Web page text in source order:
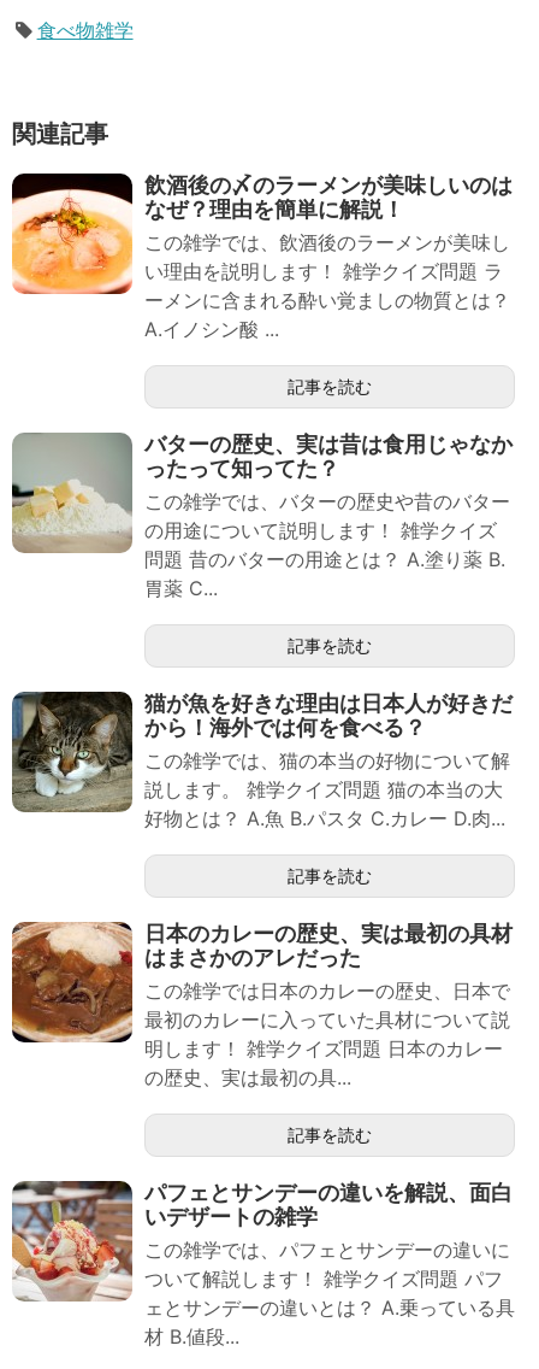
食べ物雑学
関連記事
飲酒後の〆のラーメンが美味しいのは
なぜ？理由を簡単に解説！
この雑学では、飲酒後のラーメンが美味し
い理由を説明します！ 雑学クイズ問題 ラ
ーメンに含まれる酔い覚ましの物質とは？
A.イノシン酸 ...
記事を読む
バターの歴史、実は昔は食用じゃなか
ったって知ってた？
この雑学では、バターの歴史や昔のバター
の用途について説明します！ 雑学クイズ
問題 昔のバターの用途とは？ A.塗り薬 B.
胃薬 C...
記事を読む
猫が魚を好きな理由は日本人が好きだ
から！海外では何を食べる？
この雑学では、猫の本当の好物について解
説します。 雑学クイズ問題 猫の本当の大
好物とは？ A.魚 B.パスタ C.カレー D.肉...
記事を読む
日本のカレーの歴史、実は最初の具材
はまさかのアレだった
この雑学では日本のカレーの歴史、日本で
最初のカレーに入っていた具材について説
明します！ 雑学クイズ問題 日本のカレー
の歴史、実は最初の具...
記事を読む
パフェとサンデーの違いを解説、面白
いデザートの雑学
この雑学では、パフェとサンデーの違いに
ついて解説します！ 雑学クイズ問題 パフ
ェとサンデーの違いとは？ A.乗っている具
材 B.値段...